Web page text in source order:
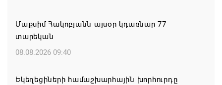
Մաքսիմ Հակոբյանն այսօր կդառնար 77
տարեկան
08.08.2026 09:40
Եկեղեցիների համաշխարհային խորհուրդը